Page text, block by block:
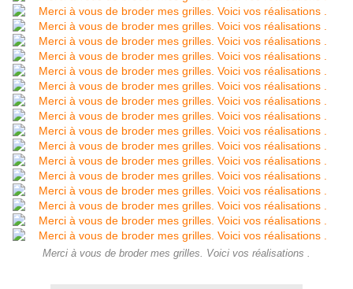
Merci à vous de broder mes grilles. Voici vos réalisations .